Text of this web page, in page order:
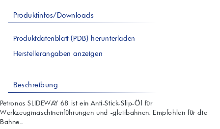
Produktinfos/Downloads
Produktdatenblatt (PDB) herunterladen
Herstellerangaben anzeigen
Beschreibung
Petronas SLIDEWAY 68 ist ein Anti-Stick-Slip-Öl für
Werkzeugmaschinenführungen und -gleitbahnen. Empfohlen für die
Bahne...